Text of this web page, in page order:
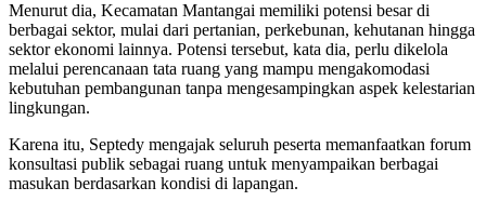
Menurut dia, Kecamatan Mantangai memiliki potensi besar di
berbagai sektor, mulai dari pertanian, perkebunan, kehutanan hingga
sektor ekonomi lainnya. Potensi tersebut, kata dia, perlu dikelola
melalui perencanaan tata ruang yang mampu mengakomodasi
kebutuhan pembangunan tanpa mengesampingkan aspek kelestarian
lingkungan.
Karena itu, Septedy mengajak seluruh peserta memanfaatkan forum
konsultasi publik sebagai ruang untuk menyampaikan berbagai
masukan berdasarkan kondisi di lapangan.